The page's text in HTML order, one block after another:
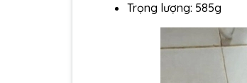
Trọng lượng: 585g